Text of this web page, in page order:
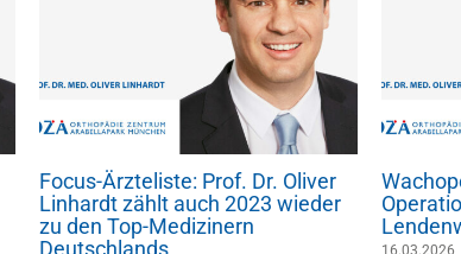
Focus-Ärzteliste: Prof. Dr. Oliver
Linhardt zählt auch 2023 wieder
zu den Top-Medizinern
Deutschlands
16.03.2026